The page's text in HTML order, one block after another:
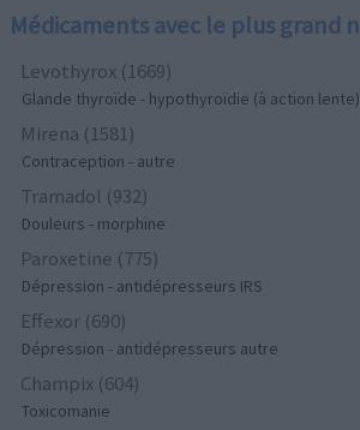
Médicaments avec le plus grand
Levothyrox (1669)
Glande thyroïde - hypothyroïdie (à action lente)
Mirena (1581)
Contraception - autre
Tramadol (932)
Douleurs - morphine
Paroxetine (775)
Dépression - antidépresseurs IRS
Effexor (690)
Dépression - antidépresseurs autre
Champix (604)
Toxicomanie